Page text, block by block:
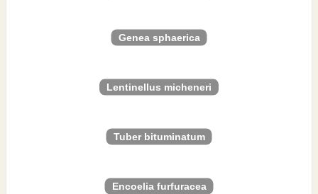
Genea sphaerica
Lentinellus micheneri
Tuber bituminatum
Encoelia furfuracea